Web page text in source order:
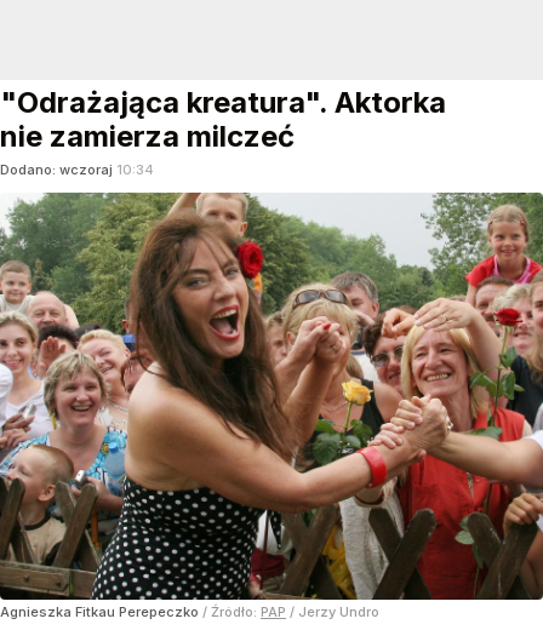
"Odrażająca kreatura". Aktorka
nie zamierza milczeć
Dodano: wczoraj 10:34
Agnieszka Fitkau Perepeczko / Źródło: PAP / Jerzy Undro